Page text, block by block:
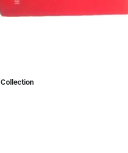
Collection